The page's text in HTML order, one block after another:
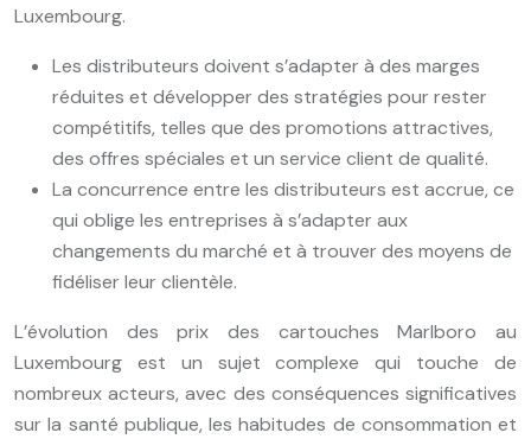
Luxembourg.
Les distributeurs doivent s’adapter à des marges
réduites et développer des stratégies pour rester
compétitifs, telles que des promotions attractives,
des offres spéciales et un service client de qualité.
La concurrence entre les distributeurs est accrue, ce
qui oblige les entreprises à s’adapter aux
changements du marché et à trouver des moyens de
fidéliser leur clientèle.
L’évolution des prix des cartouches Marlboro au
Luxembourg est un sujet complexe qui touche de
nombreux acteurs, avec des conséquences significatives
sur la santé publique, les habitudes de consommation et